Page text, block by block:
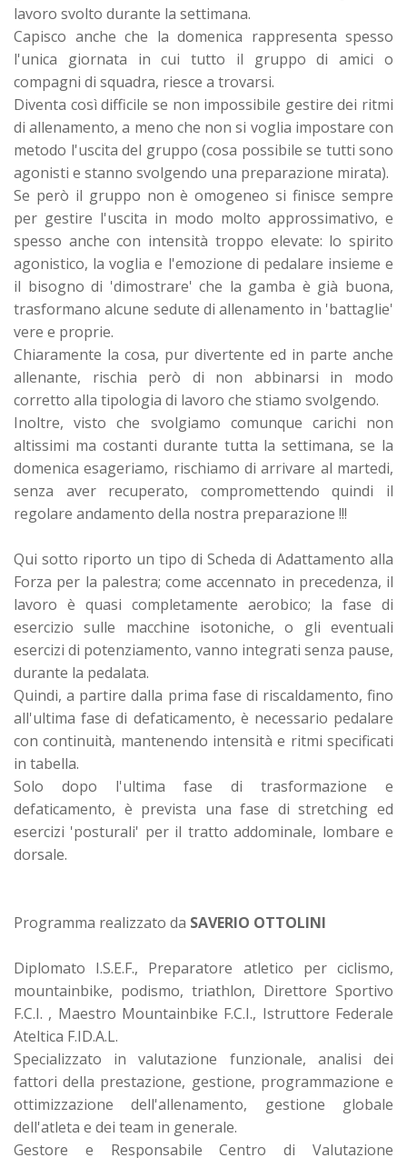
lavoro svolto durante la settimana.
Capisco anche che la domenica rappresenta spesso
l'unica giornata in cui tutto il gruppo di amici o
compagni di squadra, riesce a trovarsi.
Diventa così difficile se non impossibile gestire dei ritmi
di allenamento, a meno che non si voglia impostare con
metodo l'uscita del gruppo (cosa possibile se tutti sono
agonisti e stanno svolgendo una preparazione mirata).
Se però il gruppo non è omogeneo si finisce sempre
per gestire l'uscita in modo molto approssimativo, e
spesso anche con intensità troppo elevate: lo spirito
agonistico, la voglia e l'emozione di pedalare insieme e
il bisogno di 'dimostrare' che la gamba è già buona,
trasformano alcune sedute di allenamento in 'battaglie'
vere e proprie.
Chiaramente la cosa, pur divertente ed in parte anche
allenante, rischia però di non abbinarsi in modo
corretto alla tipologia di lavoro che stiamo svolgendo.
Inoltre, visto che svolgiamo comunque carichi non
altissimi ma costanti durante tutta la settimana, se la
domenica esageriamo, rischiamo di arrivare al martedi,
senza aver recuperato, compromettendo quindi il
regolare andamento della nostra preparazione !!!
Qui sotto riporto un tipo di Scheda di Adattamento alla
Forza per la palestra; come accennato in precedenza, il
lavoro è quasi completamente aerobico; la fase di
esercizio sulle macchine isotoniche, o gli eventuali
esercizi di potenziamento, vanno integrati senza pause,
durante la pedalata.
Quindi, a partire dalla prima fase di riscaldamento, fino
all'ultima fase di defaticamento, è necessario pedalare
con continuità, mantenendo intensità e ritmi specificati
in tabella.
Solo dopo l'ultima fase di trasformazione e
defaticamento, è prevista una fase di stretching ed
esercizi 'posturali' per il tratto addominale, lombare e
dorsale.
Programma realizzato da SAVERIO OTTOLINI
Diplomato I.S.E.F., Preparatore atletico per ciclismo,
mountainbike, podismo, triathlon, Direttore Sportivo
F.C.I. , Maestro Mountainbike F.C.I., Istruttore Federale
Ateltica F.ID.A.L.
Specializzato in valutazione funzionale, analisi dei
fattori della prestazione, gestione, programmazione e
ottimizzazione dell'allenamento, gestione globale
dell'atleta e dei team in generale.
Gestore e Responsabile Centro di Valutazione